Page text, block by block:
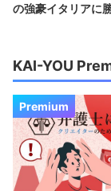
の強豪イタリアに
KAI-YOU
Premium